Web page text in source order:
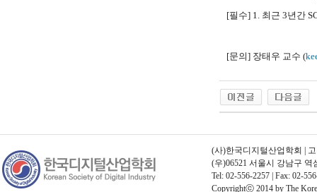
[필수] 1. 최근 3년간
[문의] 장태우 교수 (
(사)한국디지털산업학회 |
(우)06521 서울시 강남구
Tel: 02-556-2257 | Fax: 02-
Copyrightⓒ 2014 by The